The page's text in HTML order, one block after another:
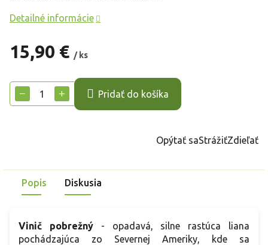
15,90 € / ks
cena:
+
− Pridať do košíka
Detailné informácie
Opýtať saStrážiťZdieľať
Popis Diskusia
Vinič pobrežný- opadavá, silne rastúca liana
pochádzajúca zo Severnej Ameriky, kde sa